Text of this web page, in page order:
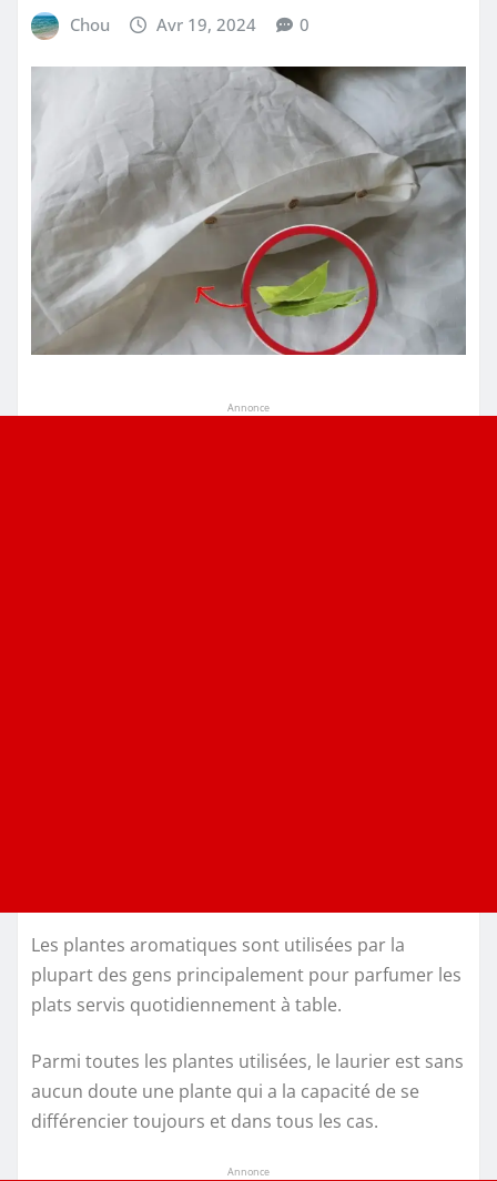
Chou Avr 19, 2024 0
Annonce
Les plantes aromatiques sont utilisées par la
plupart des gens principalement pour parfumer les
plats servis quotidiennement à table.
Parmi toutes les plantes utilisées, le laurier est sans
aucun doute une plante qui a la capacité de se
différencier toujours et dans tous les cas.
Annonce